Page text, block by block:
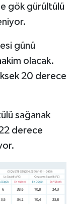
gök gürültülü
günü
olacak.
20 derece
sağanak
22 derece